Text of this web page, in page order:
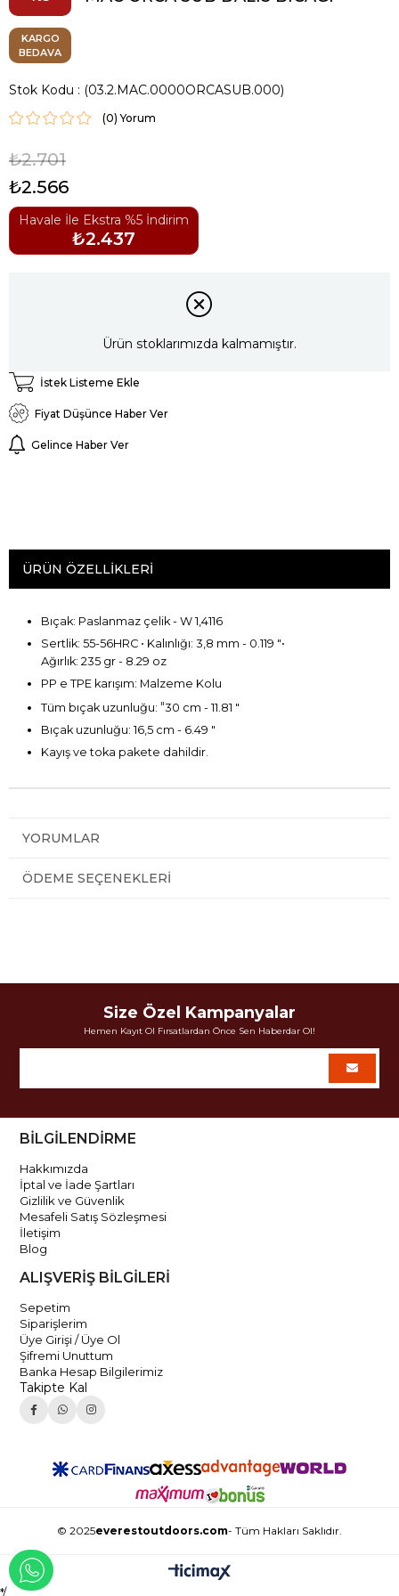
KARGO
BEDAVA
Stok Kodu (03.2.MAC.0000ORCASUB.000)
(0)
₺2.701
₺2.566
Havale İle Ekstra %5 İndirim
₺2.437
Ürün stoklarımızda kalmamıştır.
İstek Listeme Ekle
Fiyat Düşünce Haber Ver
Gelince Haber Ver
ÜRÜN ÖZELLIKLERI
Bıçak: Paslanmaz çelik - W 1,4116
Sertlik: 55-56HRC • Kalınlığı: 3,8 mm - 0.119 "•
Ağırlık: 235 gr - 8.29 oz
PP e TPE karışım: Malzeme Kolu
Tüm bıçak uzunluğu: "30 cm - 11.81 "
Bıçak uzunluğu: 16,5 cm - 6.49 "
Kayış ve toka pakete dahildir.
YORUMLAR
ÖDEME SEÇENEKLERI
Size Özel Kampanyalar
Hemen Kayıt Ol Fırsatlardan Önce Sen Haberdar Ol!
BİLGİLENDİRME
Hakkımızda
İptal ve İade Şartları
Gizlilik ve Güvenlik
Mesafeli Satış Sözleşmesi
İletişim
Blog
ALIŞVERİŞ BİLGİLERİ
Sepetim
Siparişlerim
Üye Girişi / Üye Ol
Şifremi Unuttum
Banka Hesap Bilgilerimiz
Takipte Kal
© 2025everestoutdoors.com- Tüm Hakları Saklıdır.
*/
WHATSAPP İLE İLETİŞİME GEÇ